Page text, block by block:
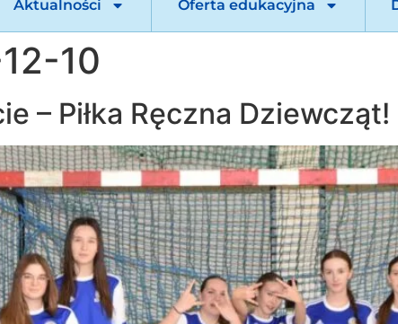
Aktualności Oferta edukacyjna
10
– Piłka Ręczna Dziewcząt!